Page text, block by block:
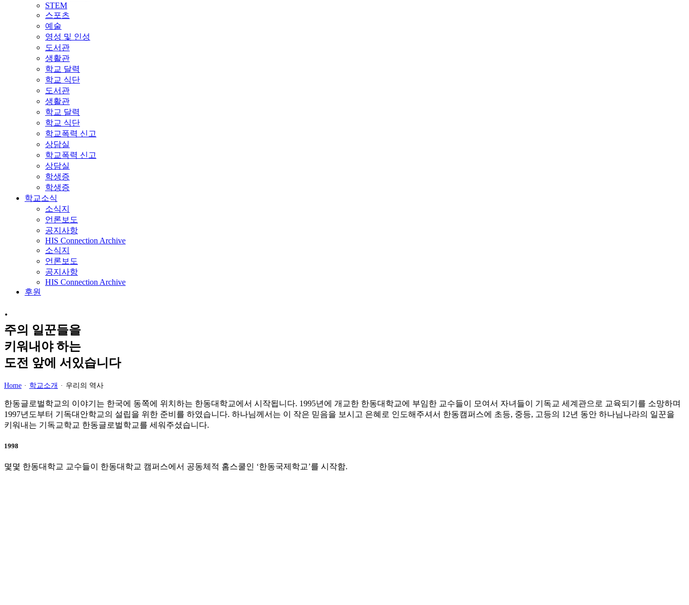
STEM
스포츠
예술
영성 및 인성
도서관
생활관
학교 달력
학교 식단
도서관
생활관
학교 달력
학교 식단
학교폭력 신고
상담실
학교폭력 신고
상담실
학생증
학생증
학교소식
소식지
언론보도
공지사항
HIS Connection Archive
소식지
언론보도
공지사항
HIS Connection Archive
후원
·
주의 일꾼들을
키워내야 하는
도전 앞에 서있습니다
Home · 학교소개 · 우리의 역사
한동글로벌학교의 이야기는 한국에 동쪽에 위치하는 한동대학교에서 시작됩니다. 1995년에 개교한 한동대학교에 부임한 교수들이 모여서 자녀들이 기독교 세계관으로 교육되기를 소망하며
1997년도부터 기독대안학교의 설립을 위한 준비를 하였습니다. 하나님께서는 이 작은 믿음을 보시고 은혜로 인도해주셔서 한동캠퍼스에 초등, 중등, 고등의 12년 동안 하나님나라의 일꾼을
키워내는 기독교학교 한동글로벌학교를 세워주셨습니다.
1998
몇몇 한동대학교 교수들이 한동대학교 캠퍼스에서 공동체적 홈스쿨인 ‘한동국제학교’를 시작함.